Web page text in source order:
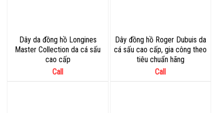
Dây da đồng hồ Longines
Master Collection da cá sấu
cao cấp
Call
Dây đồng hồ Roger Dubuis da
cá sấu cao cấp, gia công theo
tiêu chuẩn hãng
Call